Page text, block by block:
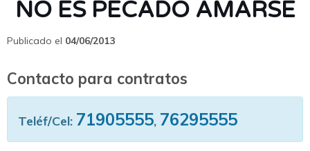
NO ES PECADO AMARSE
Publicado el 04/06/2013
Contacto para contratos
Teléf/Cel: 71905555, 76295555